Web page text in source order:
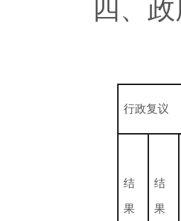
四、
行政复议
结
果
结
果